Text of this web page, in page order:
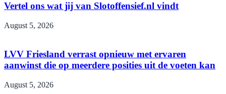
Vertel ons wat jij van Slotoffensief.nl vindt
August 5, 2026
LVV Friesland verrast opnieuw met ervaren
aanwinst die op meerdere posities uit de voeten kan
August 5, 2026